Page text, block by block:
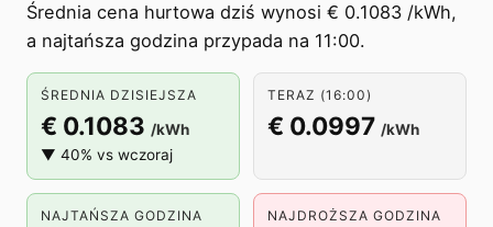
Średnia cena hurtowa dziś wynosi € 0.1083 /kWh,
a najtańsza godzina przypada na 11:00.
ŚREDNIA DZISIEJSZA
€ 0.1083 /kWh
▼ 40% vs wczoraj
TERAZ (16:00)
€ 0.0997 /kWh
NAJTAŃSZA GODZINA
NAJDROŻSZA GODZINA